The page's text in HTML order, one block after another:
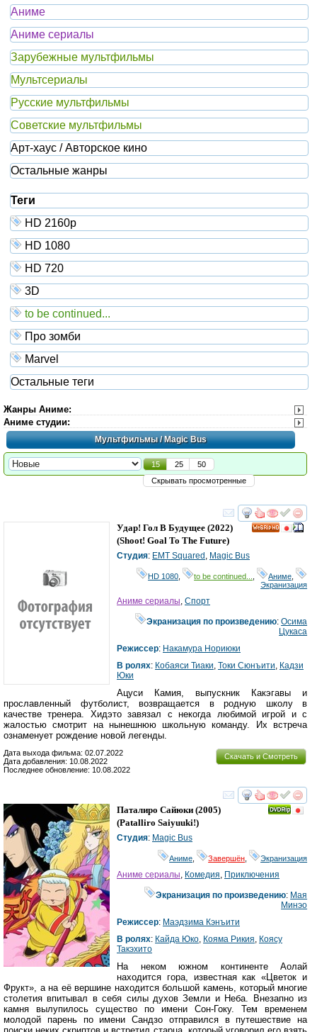
Аниме
Аниме сериалы
Зарубежные мультфильмы
Мультсериалы
Русские мультфильмы
Советские мультфильмы
Арт-хаус / Авторское кино
Остальные жанры
Теги
HD 2160р
HD 1080
HD 720
3D
to be continued...
Про зомби
Marvel
Остальные теги
Жанры Аниме:
Аниме студии:
Мультфильмы/ Magic Bus
15 25
50
Скрывать просмотренные
смотреть
Удар! Гол В Будущее (2022)
(Shoot! Goal To The Future)
Студия: EMT Squared , Magic Bus
HD 1080 to be continued... Аниме
Экранизация
Аниме сериалы, Спорт
Экранизация по произведению:Осима
Цукаса
Режиссер: Накамура Нориюки
В ролях: Кобаяси Тиаки, Токи Сюнъити, Кадзи
Юки
Ацуси Камия, выпускник Какэгавы и
прославленный футболист, возвращается в родную школу в
качестве тренера. Хидэто завязал с некогда любимой игрой и с
жалостью смотрит на нынешнюю школьную команду. Их встреча
ознаменует рождение новой легенды.
Скачать и Смотреть
Дата выхода фильма: 02.07.2022
Дата добавления: 10.08.2022
Последнее обновление: 10.08.2022
смотреть
Паталиро Сайюки (2005)
(Patalliro Saiyuuki!)
Студия: Magic Bus
Аниме Завершён Экранизация
Аниме сериалы Комедия Приключения
Экранизация по произведению: Мая
Минэо
Режиссер: Маэдзима Кэнъити
В ролях: Кайда Юко Кояма Рикия Коясу
Такэхито
На неком южном континенте Аолай
находится гора, известная как «Цветок и
Фрукт», а на её вершине находится большой камень, который многие
столетия впитывал в себя силы духов Земли и Неба. Внезапно из
камня вылупилось существо по имени Сон-Гоку. Тем временем
молодой парень по имени Сандзо отправился в путешествие на